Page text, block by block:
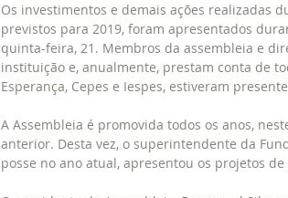
Os investimentos e demais ações realizadas
previstos para 2019, foram apresentados
quinta-feira, 21. Membros da assembleia e
instituição e, anualmente, prestam conta de
Esperança, Cepes e Iespes, estiveram
A Assembleia é promovida todos os anos,
anterior. Desta vez, o superintendente da
posse no ano atual, apresentou os projetos de